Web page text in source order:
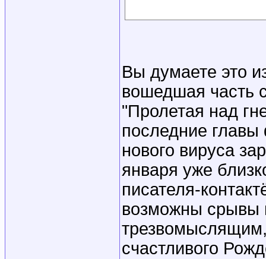
Вы думаете это
вошедшая часть
"Пролетая над
последние главы
нового вируса
января уже
писателя-
возможны срывы
счастливого